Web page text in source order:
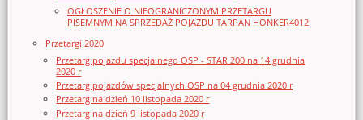
OGŁOSZENIE O NIEOGRANICZONYM PRZETARGU
PISEMNYM NA SPRZEDAŻ POJAZDU TARPAN HONKER4012
Przetargi 2020
Przetarg pojazdu specjalnego OSP - STAR 200 na 14 grudnia
2020 r
Przetarg pojazdów specjalnych OSP na 04 grudnia 2020 r
Przetarg na dzień 10 listopada 2020 r
Przetarg na dzień 9 listopada 2020 r